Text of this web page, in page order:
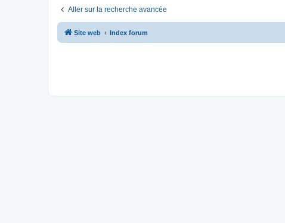
Aller sur la recherche avancée
Site web Index forum